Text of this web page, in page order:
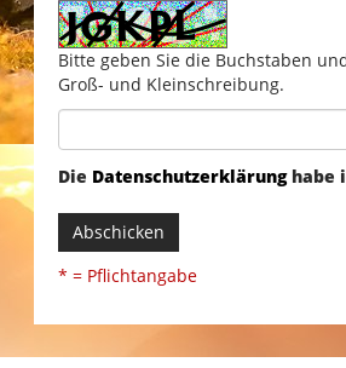
Bitte geben Sie die Buchstaben
Groß- und Kleinschreibung.
Die Datenschutzerklärunghabe
Abschicken
* = Pflichtangabe